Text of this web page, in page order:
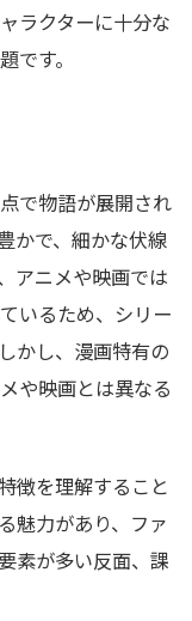
ラクターに十分な
です。
で物語が展開され
かで、細かな伏線
アニメや映画では
いるため、シリー
かし、漫画特有の
や映画とは異なる
徴を理解すること
魅力があり、ファ
素が多い反面、課